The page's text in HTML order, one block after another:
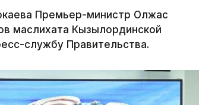
Премьер-министр Олжас
маслихата Кызылординской
службу Правительства.